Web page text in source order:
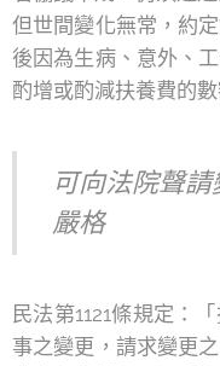
但世間變化無常，約
後因為生病、意外、
酌增或酌減扶養費的數
可向法院聲
嚴格
民法第1121條規定：
事之變更，請求變更